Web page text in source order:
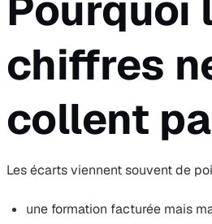
chiffres
collent
Les écarts viennent souvent de
une formation facturée mais